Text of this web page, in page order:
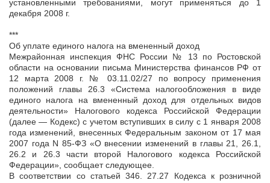
установленными требованиями, могут применяться до 1
декабря 2008 г.
***
Об уплате единого налога на вмененный доход
Межрайонная инспекция ФНС России № 13 по Ростовской
области на основании письма Министерства финансов РФ от
12 марта 2008 г. № 03.11.02/27 по вопросу применения
положений главы 26.3 «Система налогообложения в виде
единого налога на вмененный доход для отдельных видов
деятельности» Налогового кодекса Российской Федерации
(далее — Кодекс) с учетом вступивших в силу с 1 января 2008
года изменений, внесенных Федеральным законом от 17 мая
2007 года N 85-ФЗ «О внесении изменений в главы 21, 26.1,
26.2 и 26.3 части второй Налогового кодекса Российской
Федерации», сообщает следующее.
В соответствии со статьей 346. 27.27 Кодекса к розничной